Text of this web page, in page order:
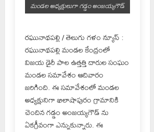
మండల అధ్యక్షులుగా గడ్డం అంజయ్యగౌడ్
రఘునాథపల్లి / తెలుగు గళం న్యూస్ :
రఘునాథపల్లి మండల కేంద్రంలో
విజయ డైరీ పాల ఉత్తత్తి దారుల సంఘం
మండల సమావేశం ఆదివారం
జరిగింది. ఈ సమావేశంలో మండల
అధ్యక్షునిగా ఖిలాషాపురం గ్రామానికి
చెందిన గడ్డం అంజయ్యగౌడ్ ను
ఏకగ్రీవంగా ఎన్నుకున్నారు. ఈ